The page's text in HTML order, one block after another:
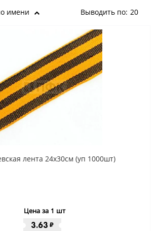
имени Выводить по: 20
лента 24x30cм (уп 1000шт)
Цена за 1 шт
3.63 ₽